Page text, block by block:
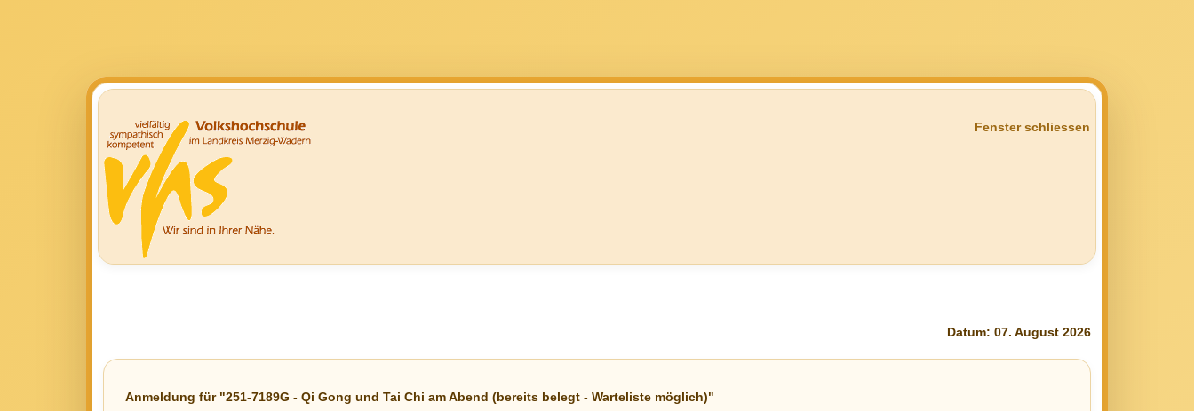
Fenster schliessen
Datum: 07. August 2026
Anmeldung für "251-7189G - Qi Gong und Tai Chi am Abend (bereits belegt - Warteliste möglich)"